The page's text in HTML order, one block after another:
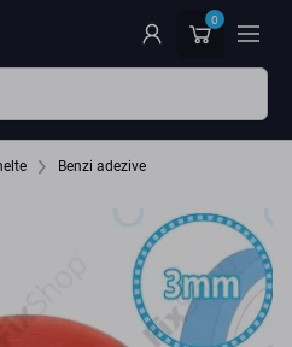
0
Benzi adezive